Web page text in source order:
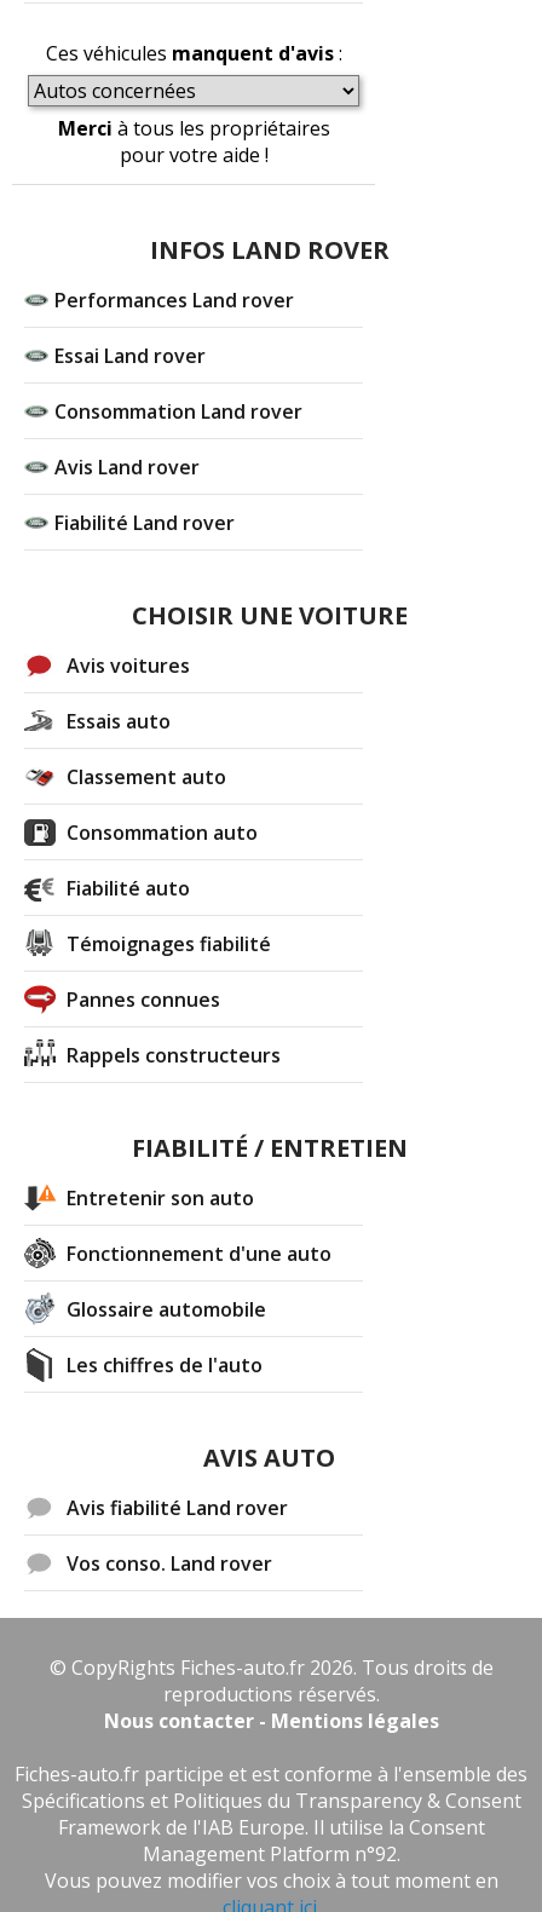
Ces véhicules manquent d'avis:
Merci à tous les propriétaires
pour votre aide !
INFOS LAND ROVER
Performances Land rover
Essai Land rover
Consommation Land rover
Avis Land rover
Fiabilité Land rover
CHOISIR UNE VOITURE
Avis voitures
Essais auto
Classement auto
Consommation auto
Fiabilité auto
Témoignages fiabilité
Pannes connues
Rappels constructeurs
FIABILITÉ / ENTRETIEN
Entretenir son auto
Fonctionnement d'une auto
Glossaire automobile
Les chiffres de l'auto
AVIS AUTO
Avis fiabilité Land rover
Vos conso. Land rover
© CopyRights Fiches-auto.fr 2026. Tous droits de
reproductions réservés.
Nous contacter - Mentions légales
Fiches-auto.fr participe et est conforme à l'ensemble des
Spécifications et Politiques du Transparency & Consent
Framework de l'IAB Europe. Il utilise la Consent
Management Platform n°92.
Vous pouvez modifier vos choix à tout moment en